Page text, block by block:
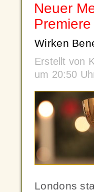
Neuer
Premiere
Wirken
Erstellt von
um 20:50
Londons